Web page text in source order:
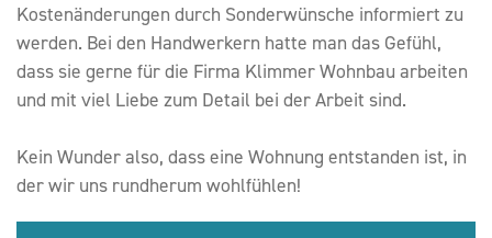
Kostenänderungen durch Sonderwünsche informiert zu
werden. Bei den Handwerkern hatte man das Gefühl,
dass sie gerne für die Firma Klimmer Wohnbau arbeiten
und mit viel Liebe zum Detail bei der Arbeit sind.
Kein Wunder also, dass eine Wohnung entstanden ist, in
der wir uns rundherum wohlfühlen!